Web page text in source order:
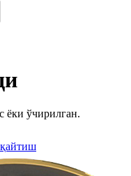
ёки ўчирилган.